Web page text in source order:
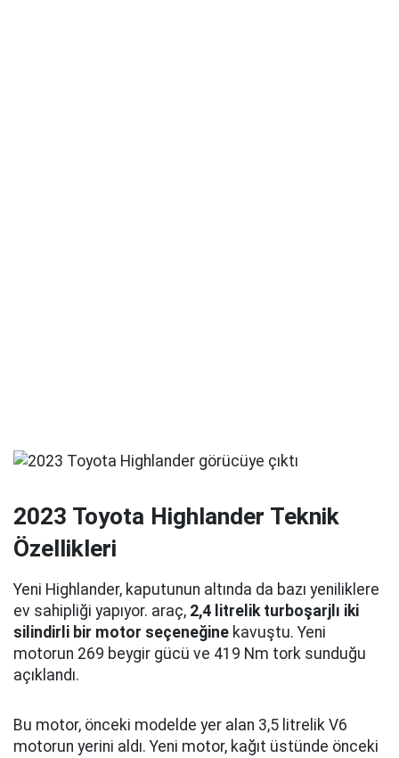
2023 Toyota Highlander Teknik
Özellikleri
Yeni Highlander, kaputunun altında da bazı yeniliklere
ev sahipliği yapıyor. araç, 2,4 litrelik turboşarjlı iki
silindirli bir motor seçeneğine kavuştu. Yeni
motorun 269 beygir gücü ve 419 Nm tork sunduğu
açıklandı.
Bu motor, önceki modelde yer alan 3,5 litrelik V6
motorun yerini aldı. Yeni motor, kağıt üstünde önceki